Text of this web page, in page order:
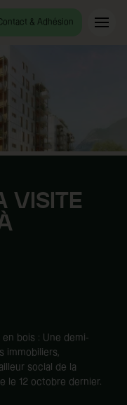
& Adhésion
VISITE
bois : Une demi-
immobiliers,
social de la
le 12 octobre dernier.